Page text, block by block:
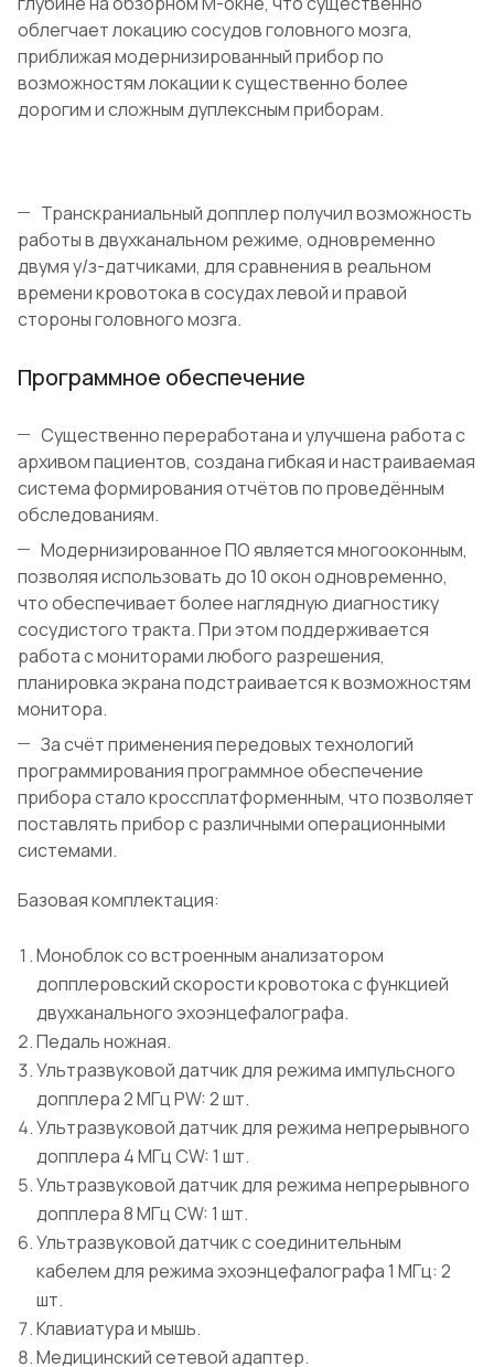
облегчает локацию сосудов головного мозга,
приближая модернизированный прибор по
возможностям локации к существенно более
дорогим и сложным дуплексным приборам.
Транскраниальный допплер получил возможность
работы в двухканальном режиме, одновременно
двумя у/з-датчиками, для сравнения в реальном
времени кровотока в сосудах левой и правой
стороны головного мозга.
Программное обеспечение
Существенно переработана и улучшена работа с
архивом пациентов, создана гибкая и настраиваемая
система формирования отчётов по проведённым
обследованиям.
Модернизированное ПО является многооконным,
позволяя использовать до 10 окон одновременно,
что обеспечивает более наглядную диагностику
сосудистого тракта. При этом поддерживается
работа с мониторами любого разрешения,
планировка экрана подстраивается к возможностям
монитора.
За счёт применения передовых технологий
программирования программное обеспечение
прибора стало кроссплатформенным, что позволяет
поставлять прибор с различными операционными
системами.
Базовая комплектация:
Моноблок со встроенным анализатором
допплеровский скорости кровотока с функцией
двухканального эхоэнцефалографа.
Педаль ножная.
Ультразвуковой датчик для режима импульсного
допплера 2 МГц PW: 2 шт.
Ультразвуковой датчик для режима непрерывного
допплера 4 МГц CW: 1 шт.
Ультразвуковой датчик для режима непрерывного
допплера 8 МГц CW: 1 шт.
Ультразвуковой датчик с соединительным
кабелем для режима эхоэнцефалографа 1 МГц: 2
шт.
Клавиатура и мышь.
Медицинский сетевой адаптер.